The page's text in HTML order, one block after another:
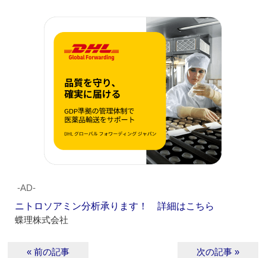
‐AD‐
ニトロソアミン分析承ります！ 詳細はこちら
蝶理株式会社
« 前の記事 次の記事 »